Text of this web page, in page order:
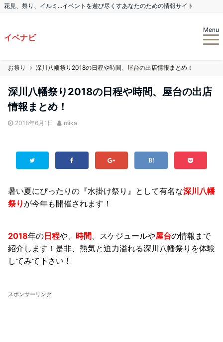
花見、祭り、イルミ...イベントを遊び尽くすあなたのための情報サイト
イベナビ
Menu
お祭り 深川八幡祭り2018の日程や時間、屋台の出店情報まとめ！
深川八幡祭り2018の日程や時間、屋台の出店
情報まとめ！
2018年6月1日 mika
暑い夏にぴったりの『水掛け祭り』として有名な深川八幡
祭り が今年も開催されます！
2018年の日程や、 時間 、スケジュールや屋台の情報まで
紹介します！是非、熱気と迫力溢れる深川八幡祭りを体験
してみて下さい！
スポンサーリンク